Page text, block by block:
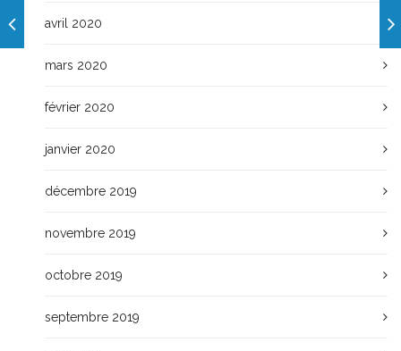
avril 2020
mars 2020
février 2020
janvier 2020
décembre 2019
novembre 2019
octobre 2019
septembre 2019